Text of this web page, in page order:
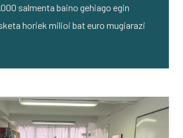
salmenta baino gehiago egin
horiek milioi bat euro mugiarazi